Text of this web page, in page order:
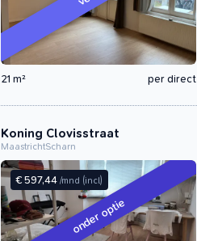
21 m² per direct
Koning Clovisstraat
MaastrichtScharn
€ 597,44/mnd (incl)
onder optie